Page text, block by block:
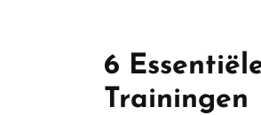
6
Trainingen